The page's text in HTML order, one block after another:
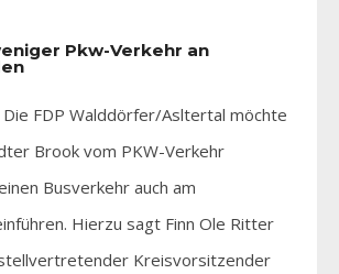
Pkw-Verkehr an
Die FDP Walddörfer/Asltertal möchte
Brook vom PKW-Verkehr
Busverkehr auch am
Hierzu sagt Finn Ole Ritter
Kreisvorsitzender